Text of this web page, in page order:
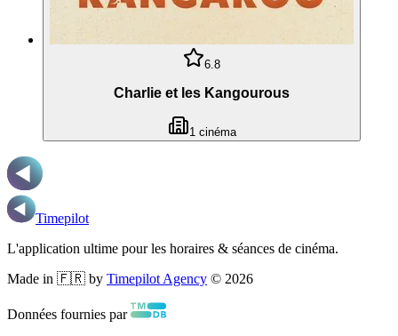
6.8
Charlie et les Kangourous
1cinéma
Timepilot
L'application ultime pour les horaires & séances de cinéma.
Made in 🇫🇷 by Timepilot Agency © 2026
Données fournies par